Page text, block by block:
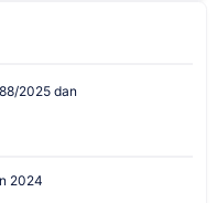
2025 dan
2024